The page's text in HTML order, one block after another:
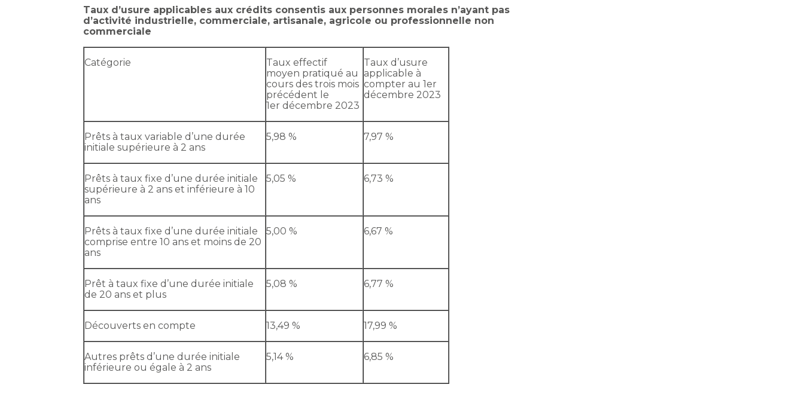
Taux d’usure applicables aux crédits consentis aux personnes morales n’ayant pas
d’activité industrielle, commerciale, artisanale, agricole ou professionnelle non
commerciale
Catégorie
Taux effectif
moyen pratiqué au
cours des trois mois
précédent le
1er décembre 2023
Taux d’usure
applicable à
compter au 1er
décembre 2023
Prêts à taux variable d’une durée
initiale supérieure à 2 ans
5,98 % 7,97 %
Prêts à taux fixe d’une durée initiale
supérieure à 2 ans et inférieure à 10
ans
5,05 % 6,73 %
Prêts à taux fixe d’une durée initiale
comprise entre 10 ans et moins de 20
ans
5,00 % 6,67 %
Prêt à taux fixe d’une durée initiale
de 20 ans et plus
5,08 % 6,77 %
Découverts en compte 13,49 % 17,99 %
Autres prêts d’une durée initiale
inférieure ou égale à 2 ans
5,14 % 6,85 %